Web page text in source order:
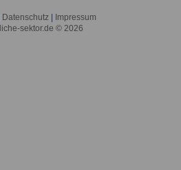
Datenschutz
Impressum
sektor.de © 2026